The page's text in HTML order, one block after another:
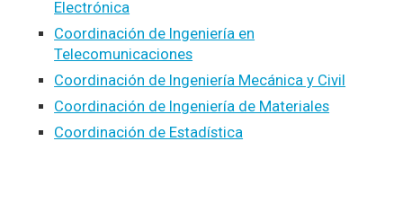
Electrónica
Coordinación de Ingeniería en
Telecomunicaciones
Coordinación de Ingeniería Mecánica y Civil
Coordinación de Ingeniería de Materiales
Coordinación de Estadística